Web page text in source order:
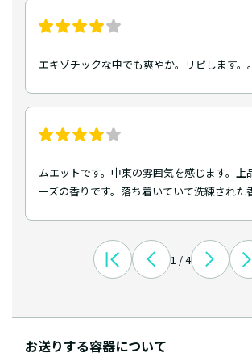
エキゾチックな中でも爽やか。リピします。
ムエットです。中東の雰囲気を感じます。上
ーズの香りです。落ち着いていて洗練された
1 / 4
お送りする容器について